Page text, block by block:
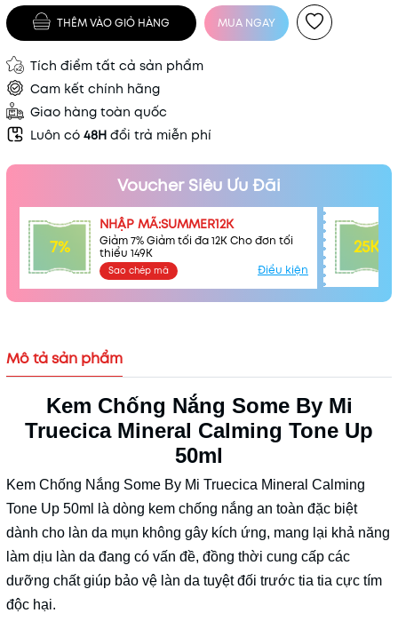
THÊM VÀO GIỎ HÀNG MUA NGAY
Tích điểm tất cả sản phẩm
Cam kết chính hãng
Giao hàng toàn quốc
Luôn có 48H đổi trả miễn phí
Voucher Siêu Ưu Đãi
7%
NHẬP MÃ:SUMMER12K
Giảm 7% Giảm tối đa 12K Cho đơn tối
thiểu 149K
Sao chép mã Điều kiện
25K
Điều kiện:
Mô tả sản phẩm
Kem Chống Nắng Some By Mi
Truecica Mineral Calming Tone Up
50ml
Kem Chống Nắng Some By Mi Truecica Mineral Calming
Tone Up 50ml là dòng kem chống nắng an toàn đặc biệt
dành cho làn da mụn không gây kích ứng, mang lại khả năng
làm dịu làn da đang có vấn đề, đồng thời cung cấp các
dưỡng chất giúp bảo vệ làn da tuyệt đối trước tia tia cực tím
độc hại.